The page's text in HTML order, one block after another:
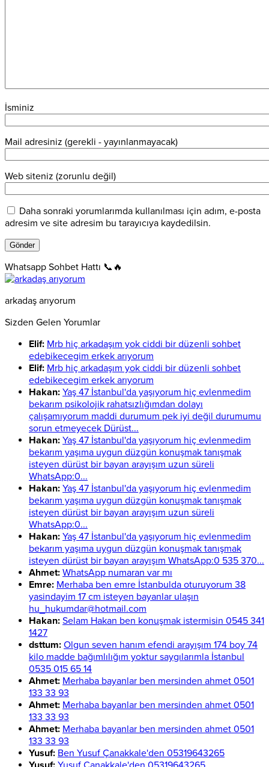
İsminiz
Mail adresiniz (gerekli - yayınlanmayacak)
Web siteniz (zorunlu değil)
Daha sonraki yorumlarımda kullanılması için adım, e-posta
adresim ve site adresim bu tarayıcıya kaydedilsin.
Whatsapp Sohbet Hattı 📞🔥
arkadaş arıyorum
Sizden Gelen Yorumlar
Elif: Mrb hiç arkadaşım yok ciddi bir düzenli sohbet
edebikecegim erkek arıyorum
Elif: Mrb hiç arkadaşım yok ciddi bir düzenli sohbet
edebikecegim erkek arıyorum
Hakan: Yaş 47 İstanbul'da yaşıyorum hiç evlenmedim
bekarım psikolojik rahatsızlığımdan dolayı
çalışamıyorum maddi durumum pek iyi değil durumumu
sorun etmeyecek Dürüst...
Hakan: Yaş 47 İstanbul'da yaşıyorum hiç evlenmedim
bekarım yaşıma uygun düzgün konuşmak tanışmak
isteyen dürüst bir bayan arayışım uzun süreli
WhatsApp:0...
Hakan: Yaş 47 İstanbul'da yaşıyorum hiç evlenmedim
bekarım yaşıma uygun düzgün konuşmak tanışmak
isteyen dürüst bir bayan arayışım uzun süreli
WhatsApp:0...
Hakan: Yaş 47 İstanbul'da yaşıyorum hiç evlenmedim
bekarım yaşıma uygun düzgün konuşmak tanışmak
isteyen dürüst bir bayan arayışım WhatsApp:0 535 370...
Ahmet: WhatsApp numaran var mı
Emre: Merhaba ben emre İstanbulda oturuyorum 38
yasindayim 17 cm isteyen bayanlar ulaşın
hu_hukumdar@hotmail.com
Hakan: Selam Hakan ben konuşmak istermisin 0545 341
1427
dsttum: Olgun seven hanım efendi arayışım 174 boy 74
kilo madde bağımlılığım yoktur saygılarımla İstanbul
0535 015 65 14
Ahmet: Merhaba bayanlar ben mersinden ahmet 0501
133 33 93
Ahmet: Merhaba bayanlar ben mersinden ahmet 0501
133 33 93
Ahmet: Merhaba bayanlar ben mersinden ahmet 0501
133 33 93
Yusuf: Ben Yusuf Çanakkale'den 05319643265